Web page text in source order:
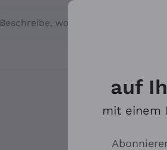
Beschreibe, wonach du suchst
auf
mit einem